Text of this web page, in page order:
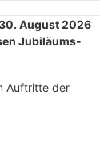
August 2026
Jubiläums-
Auftritte der